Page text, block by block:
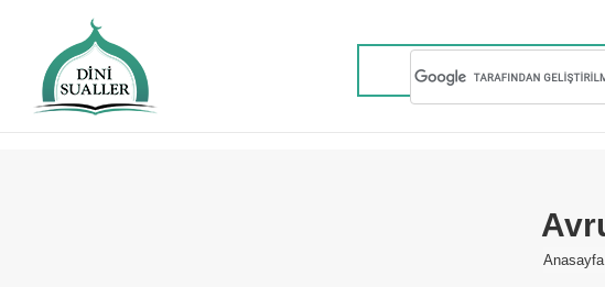
You
Anasayfa